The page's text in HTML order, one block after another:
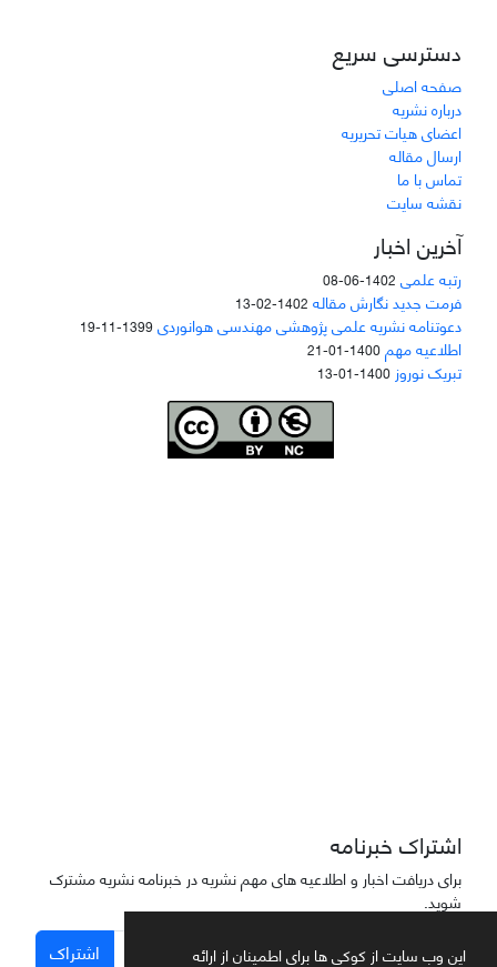
این وب سایت از کوکی ها برای اطمینان از ارائه
دسترسی سریع
صفحه اصلی
درباره نشریه
اعضای هیات تحریریه
ارسال مقاله
تماس با ما
نقشه سایت
آخرین اخبار
رتبه علمی 1402-06-08
فرمت جدید نگارش مقاله 1402-02-13
دعوتنامه نشریه علمی پژوهشی مهندسی هوانوردی1399-11-19
اطلاعیه مهم1400-01-21
تبریک نوروز 1400-01-13
اشتراک خبرنامه
برای دریافت اخبار و اطلاعیه های مهم نشریه در خبرنامه نشریه مشترک
شوید.
اشتراک